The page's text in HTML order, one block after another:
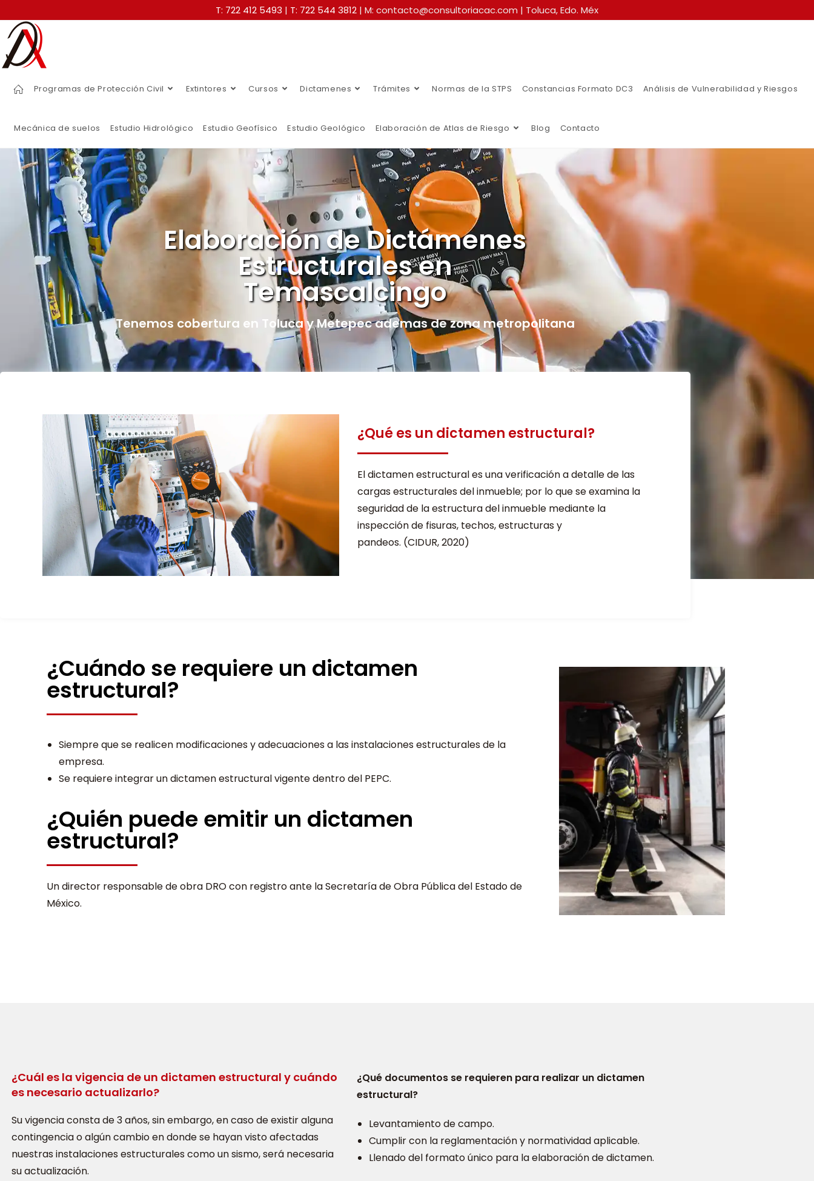
T: 722 412 5493 | T: 722 544 3812 | M: contacto@consultoriacac.com | Toluca, Edo. Méx
Programas de Protección Civil Extintores Cursos Dictamenes Trámites Normas de la STPS Constancias Formato DC3 Análisis de Vulnerabilidad y Riesgos
Mecánica de suelos Estudio Hidrológico Estudio Geofísico Estudio Geológico Elaboración de Atlas de Riesgo Blog Contacto
Elaboración de Dictámenes
Estructurales en
Temascalcingo
Tenemos cobertura en Toluca y Metepec ademas de zona metropolitana
¿Qué es un dictamen estructural?
El dictamen estructural es una verificación a detalle de las
cargas estructurales del inmueble; por lo que se examina la
seguridad de la estructura del inmueble mediante la
inspección de fisuras, techos, estructuras y
pandeos. (CIDUR, 2020)
¿Cuándo se requiere un dictamen
estructural?
Siempre que se realicen modificaciones y adecuaciones a las instalaciones estructurales de la
empresa.
Se requiere integrar un dictamen estructural vigente dentro del PEPC.
¿Quién puede emitir un dictamen
estructural?
Un director responsable de obra DRO con registro ante la Secretaría de Obra Pública del Estado de
México.
¿Cuál es la vigencia de un dictamen estructural y cuándo
es necesario actualizarlo?
Su vigencia consta de 3 años, sin embargo, en caso de existir alguna
contingencia o algún cambio en donde se hayan visto afectadas
nuestras instalaciones estructurales como un sismo, será necesaria
su actualización.
¿Qué documentos se requieren para realizar un dictamen
estructural?
Levantamiento de campo.
Cumplir con la reglamentación y normatividad aplicable.
Llenado del formato único para la elaboración de dictamen.